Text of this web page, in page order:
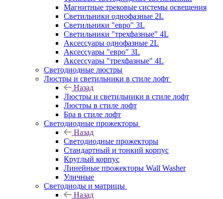
Магнитные трековые системы освещения
Светильники однофазные 2L
Светильники "евро" 3L
Светильники "трехфазные" 4L
Аксессуары однофазные 2L
Аксессуары "евро" 3L
Аксессуары "трехфазные" 4L
Светодиодные люстры
Люстры и светильники в стиле лофт
Назад
Люстры и светильники в стиле лофт
Люстры в стиле лофт
Бра в стиле лофт
Светодиодные прожекторы
Назад
Светодиодные прожекторы
Стандартный и тонкий корпус
Круглый корпус
Линейные прожекторы Wall Washer
Уличные
Светодиоды и матрицы
Назад